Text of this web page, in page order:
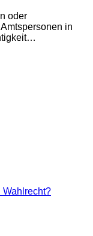
oder
in